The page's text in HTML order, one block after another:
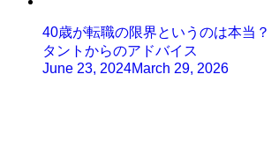
40歳が転職の限界というのは本当
タントからのアドバイス
June 23, 2024March 29, 2026